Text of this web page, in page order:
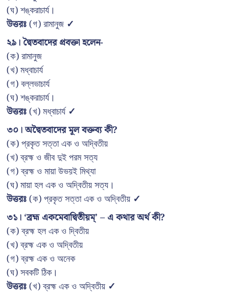
(ঘ) শঙ্করাচার্য।
উত্তরঃ(গ) রামানুজ ✓
২৯। দ্বৈতবাদের প্রবক্তা হলেন-
(ক) রামানুজ
(খ) মধ্বাচার্য
(গ) বল্লভাচার্য
(ঘ) শঙ্করাচার্য।
উত্তরঃ(খ) মধ্বাচার্য✓
৩০। অদ্বৈতবাদের মূল বক্তব্য কী?
(ক) প্রকৃত সত্তা এক ও অদ্বিতীয়
(খ) ব্রহ্ম ও জীব দুই পরম সত্য
(গ) ব্রহ্ম ও মায়া উভয়ই মিথ্যা
(ঘ) মায়া হল এক ও অদ্বিতীয় সত্য।
উত্তরঃ(ক) প্রকৃত সত্তা এক ও অদ্বিতীয় ✓
৩১। ‘ব্রহ্ম একমেবাদ্বিতীয়ম্’ – এ কথার অর্থ কী?
(ক) ব্রহ্ম হল এক ও দ্বিতীয়
(খ) ব্রহ্ম এক ও অদ্বিতীয়
(গ) ব্রহ্ম এক ও অনেক
(ঘ) সবকটি ঠিক।
উত্তরঃ(খ) ব্রহ্ম এক ও অদ্বিতীয় ✓